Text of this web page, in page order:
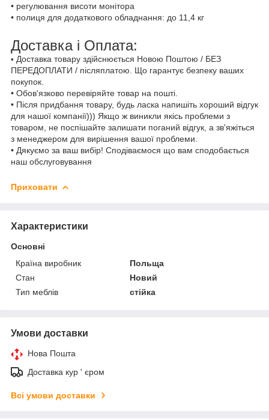
• регулювання висоти монітора
• полиця для додаткового обладнання: до 11,4 кг
Доставка і Оплата:
• Доставка товару здійснюється Новою Поштою / БЕЗ
ПЕРЕДОПЛАТИ / післяплатою. Що гарантує безпеку ваших
покупок.
• Обов'язково перевіряйте товар на пошті.
• Після придбання товару, будь ласка напишіть хороший відгук
для нашої компанії))) Якщо ж виникли якісь проблеми з
товаром, не поспішайте залишати поганий відгук, а зв'яжіться
з менеджером для вирішення вашої проблеми.
• Дякуємо за ваш вибір! Сподіваємося що вам сподобається
наш обслуговування
Приховати
Характеристики
Основні
Країна виробник
Польща
Стан
Новий
Тип меблів
стійка
Умови доставки
Нова Пошта
Доставка кур ' єром
Всі умови доставки